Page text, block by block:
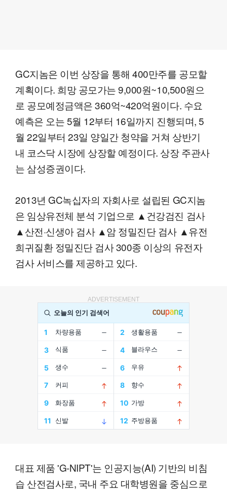
GC지놈은 이번 상장을 통해 400만주를 공모할
계획이다. 희망 공모가는 9,000원~10,500원으
로 공모예정금액은 360억~420억원이다. 수요
예측은 오는 5월 12부터 16일까지 진행되며, 5
월 22일부터 23일 양일간 청약을 거쳐 상반기
내 코스닥 시장에 상장할 예정이다. 상장 주관사
는 삼성증권이다.
2013년 GC녹십자의 자회사로 설립된 GC지놈
은 임상유전체 분석 기업으로 ▲건강검진 검사
▲산전·신생아 검사 ▲암 정밀진단 검사 ▲유전
희귀질환 정밀진단 검사 300종 이상의 유전자
검사 서비스를 제공하고 있다.
ADVERTISEMENT
대표 제품 'G-NIPT'는 인공지능(AI) 기반의 비침
습 산전검사로, 국내 주요 대학병원을 중심으로